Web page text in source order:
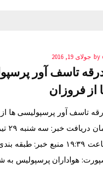
by جولای 19, 2016
تاسف آور
از فروزان
تاسف آور پرسپولیسی ها
ساعت ۱۹:۳۹ منبع خبر: طبقه
هواداران پرسپولیس به